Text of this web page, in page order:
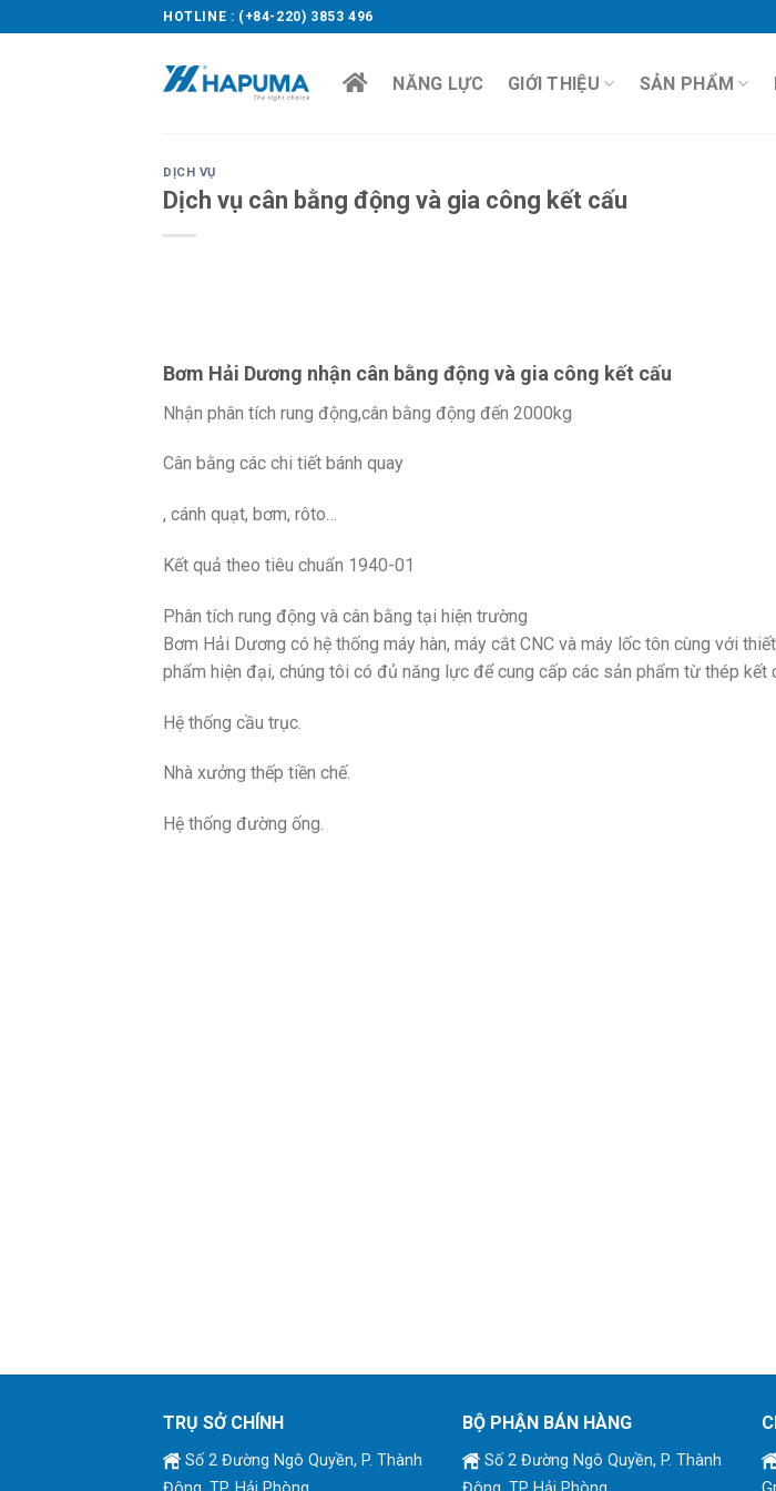
to
HOTLINE : (+84-220) 3853 496
NĂNG LỰC GIỚI THIỆU SẢN PHẨM
DỊCH VỤ
Dịch vụ cân bằng động và gia công kết cấu
Bơm Hải Dương nhận cân bằng động và gia công kết cấu
Nhận phân tích rung động,cân bằng động đến 2000kg
Cân bằng các chi tiết bánh quay
, cánh quạt, bơm, rôto…
Kết quả theo tiêu chuẩn 1940-01
Phân tích rung động và cân bằng tại hiện trường
Bơm Hải Dương có hệ thống máy hàn, máy cắt CNC và máy lốc tôn cùng với
phẩm hiện đại, chúng tôi có đủ năng lực để cung cấp các sản phẩm từ thép kết
Hệ thống cầu trục.
Nhà xưởng thếp tiền chế.
Hệ thống đường ống.
TRỤ SỞ CHÍNH
Số 2 Đường Ngô Quyền, P. Thành
BỘ PHẬN BÁN HÀNG
Số 2 Đường Ngô Quyền, P. Thành